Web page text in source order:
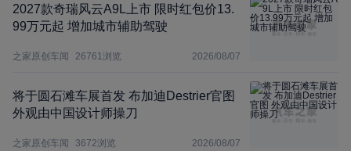
2027款奇瑞风云A9L上市 限时红包价13.
99万元起 增加城市辅助驾驶
之家原创车闻 26761浏览 2026/08/07
将于圆石滩车展首发 布加迪Destrier官图
外观由中国设计师操刀
之家原创车闻 3672浏览 2026/08/07